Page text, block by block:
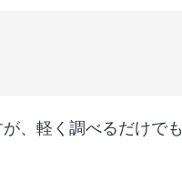
、軽く調べるだけでも